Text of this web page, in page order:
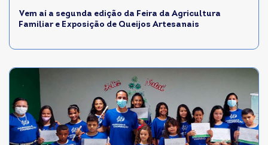
Vem aí a segunda edição da Feira da Agricultura
Familiar e Exposição de Queijos Artesanais